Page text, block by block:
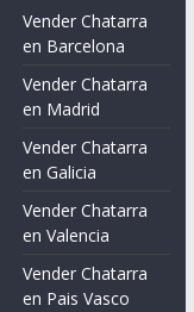
Vender Chatarra
en Barcelona
Vender Chatarra
en Madrid
Vender Chatarra
en Galicia
Vender Chatarra
en Valencia
Vender Chatarra
en Pais Vasco